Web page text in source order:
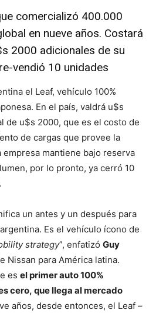
comercializó 400.000
en nueve años. Costará
2000 adicionales de su
vendió 10 unidades
el Leaf, vehículo 100%
En el país, valdrá u$s
de u$s 2000, que es el costo de
de cargas que provee la
empresa mantiene bajo reserva
por lo pronto, ya cerró 10
un antes y un después para
Es el vehículo ícono de
strategy”, enfatizó Guy
Nissan para América latina.
es el primer auto 100%
cero, que llega al mercado
años, desde entonces, el Leaf –